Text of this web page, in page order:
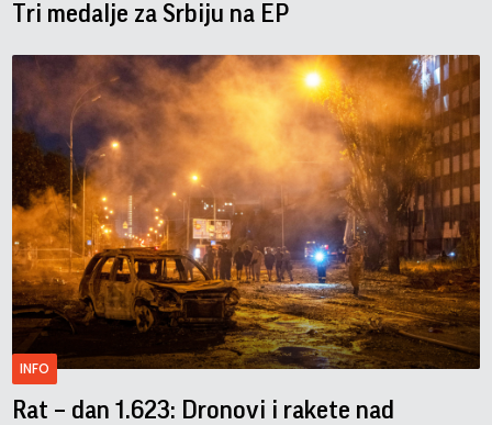
Tri medalje za Srbiju na EP
INFO
Rat – dan 1.623: Dronovi i rakete nad